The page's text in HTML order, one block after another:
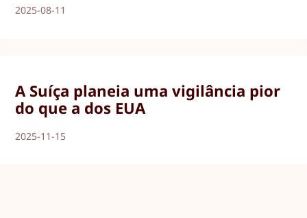
2025-08-11
A Suíça planeia uma vigilância pior
do que a dos EUA
2025-11-15